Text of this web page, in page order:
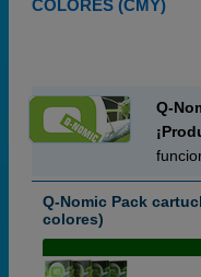
COLORES (CMY)
Q-
Q-Nomic Pack
colores)